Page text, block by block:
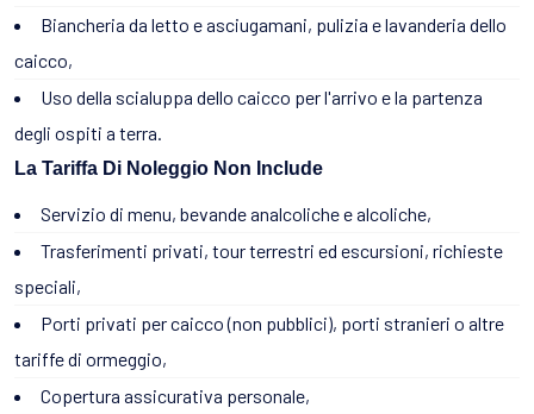
Biancheria da letto e asciugamani, pulizia e lavanderia dello
caicco,
Uso della scialuppa dello caicco per l'arrivo e la partenza
degli ospiti a terra.
La Tariffa Di Noleggio Non Include
Servizio di menu, bevande analcoliche e alcoliche,
Trasferimenti privati, tour terrestri ed escursioni, richieste
speciali,
Porti privati per caicco (non pubblici), porti stranieri o altre
tariffe di ormeggio,
Copertura assicurativa personale,